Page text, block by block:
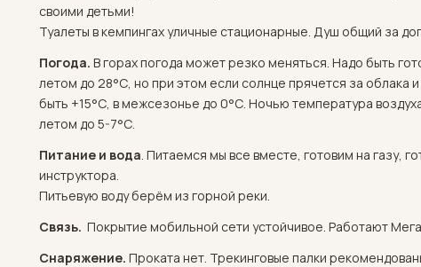
своими детьми!
Туалеты в кемпингах уличные стационарные. Душ общий за
Погода. В горах погода может резко меняться. Надо быть
летом до 28°С, но при этом если солнце прячется за облака
быть +15°С, в межсезонье до 0°С. Ночью температура
летом до 5-7°С.
Питание и вода. Питаемся мы все вместе, готовим на газу,
инструктора.
Питьевую воду берём из горной реки.
Связь. Покрытие мобильной сети устойчивое. Работают
Снаряжение. Проката нет. Трекинговые палки